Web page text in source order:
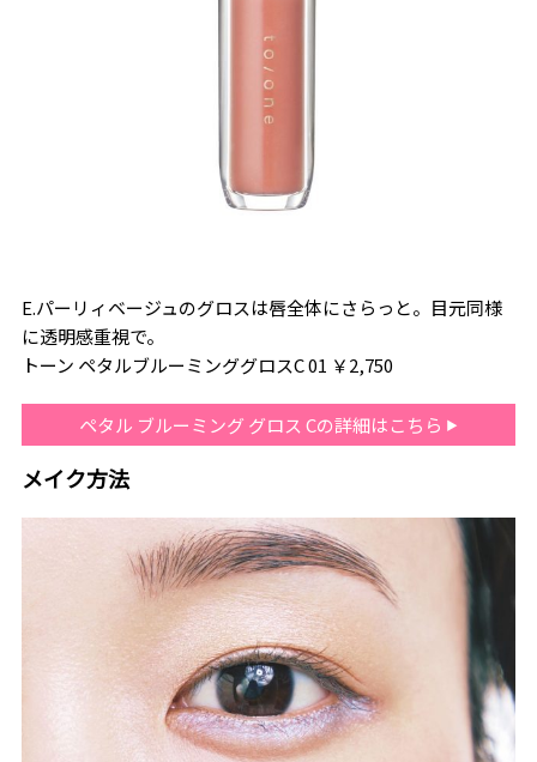
E.パーリィベージュのグロスは唇全体にさらっと。目元同様
に透明感重視で。
トーン ペタルブルーミンググロスC 01 ￥2,750
ペタル ブルーミング グロス Cの詳細はこちら
メイク方法